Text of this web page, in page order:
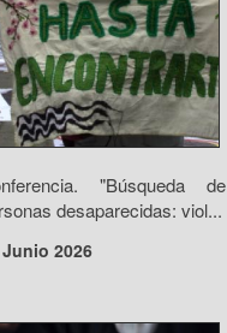
"Búsqueda de
desaparecidas: viol...
2026